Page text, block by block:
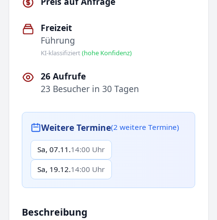
Freizeit
Führung
KI-klassifiziert(hohe Konfidenz)
26 Aufrufe
23 Besucher in 30 Tagen
Weitere Termine(2 weitere Termine)
Sa, 07.11.14:00 Uhr
Sa, 19.12.14:00 Uhr
Beschreibung